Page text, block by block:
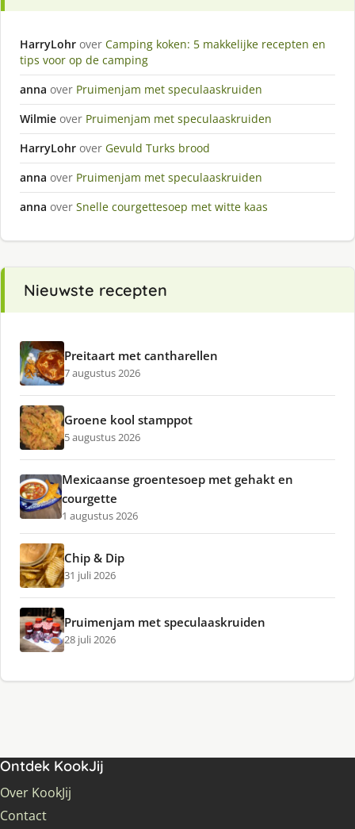
HarryLohr over Camping koken: 5 makkelijke recepten en
tips voor op de camping
anna over Pruimenjam met speculaaskruiden
Wilmie over Pruimenjam met speculaaskruiden
HarryLohr over Gevuld Turks brood
anna over Pruimenjam met speculaaskruiden
anna over Snelle courgettesoep met witte kaas
Nieuwste recepten
Preitaart met cantharellen
7 augustus 2026
Groene kool stamppot
5 augustus 2026
Mexicaanse groentesoep met gehakt en
courgette
1 augustus 2026
Chip & Dip
31 juli 2026
Pruimenjam met speculaaskruiden
28 juli 2026
Ontdek KookJij
Over KookJij
Contact